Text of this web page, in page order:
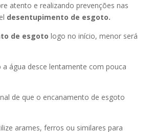
atento e realizando prevenções nas
desentupimento de esgoto.
de esgoto logo no início, menor será
a água desce lentamente com pouca
de que o encanamento de esgoto
arames, ferros ou similares para